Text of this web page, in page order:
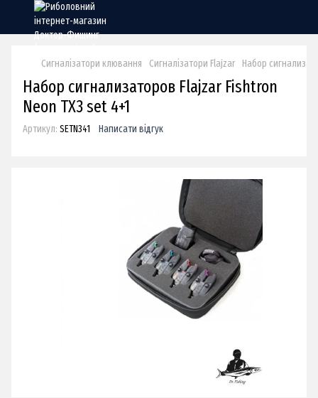
Сигналізатори клювання Сигналізатори Flajzar Набор
Набор сигнализаторов Flajzar Fishtron
Neon TX3 set 4+1
Артикул: SETN341 Написати відгук